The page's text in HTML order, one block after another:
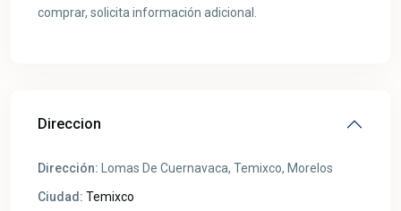
comprar, solicita información adicional.
Direccion
Dirección: Lomas De Cuernavaca, Temixco, Morelos
Ciudad: Temixco